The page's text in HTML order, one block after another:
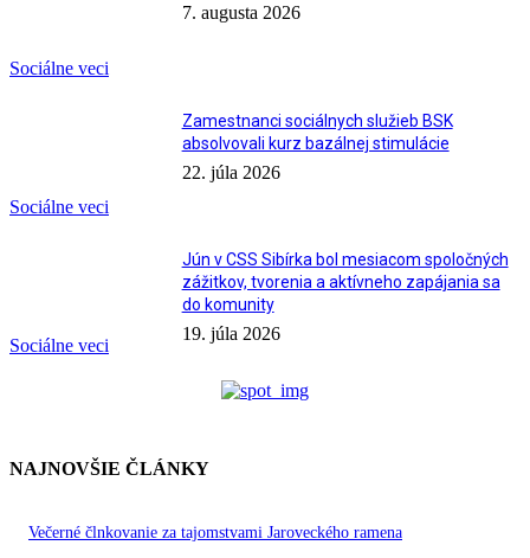
Sociálne veci
7. augusta 2026
Sociálne veci
Zamestnanci sociálnych služieb BSK
absolvovali kurz bazálnej stimulácie
22. júla 2026
Sociálne veci
Jún v CSS Sibírka bol mesiacom spoločných
zážitkov, tvorenia a aktívneho zapájania sa
do komunity
19. júla 2026
NAJNOVŠIE ČLÁNKY
Večerné člnkovanie za tajomstvami Jaroveckého ramena